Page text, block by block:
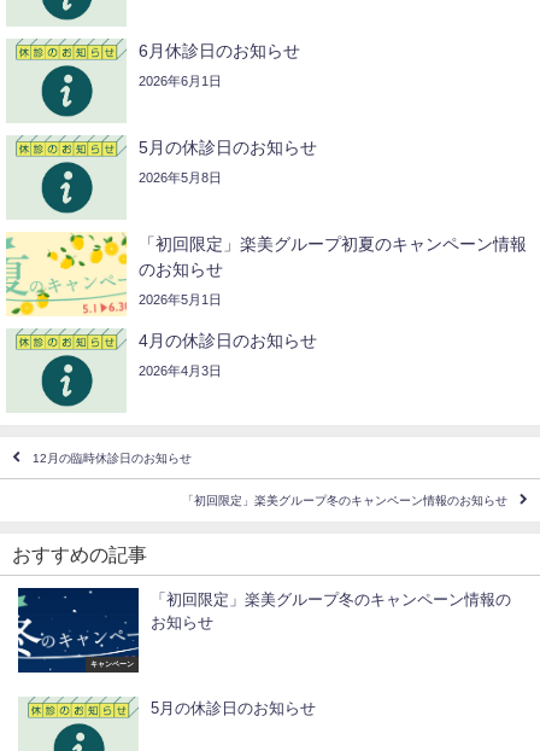
6月休診日のお知らせ
2026年6月1日
5月の休診日のお知らせ
2026年5月8日
「初回限定」楽美グループ初夏のキャンペーン情報
のお知らせ
2026年5月1日
4月の休診日のお知らせ
2026年4月3日
12月の臨時休診日のお知らせ
「初回限定」楽美グループ冬のキャンペーン情報のお知らせ
おすすめの記事
キャンペーン
「初回限定」楽美グループ冬のキャンペーン情報の
お知らせ
5月の休診日のお知らせ